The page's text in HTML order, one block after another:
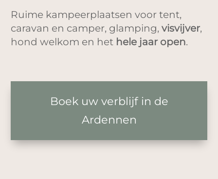
Ruime kampeerplaatsen voor tent,
caravan en camper, glamping,visvijver,
hond welkom en het hele jaar open.
Boek uw verblijf in de
Ardennen